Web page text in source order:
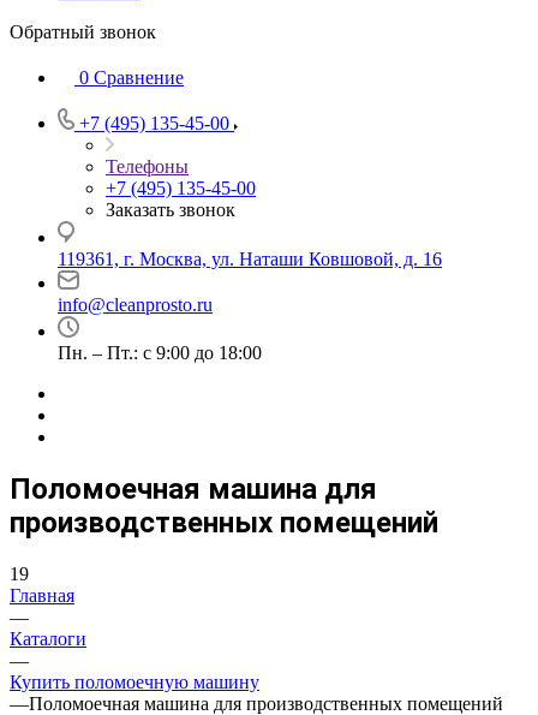
Обратный звонок
0 Сравнение
+7 (495) 135-45-00
Телефоны
+7 (495) 135-45-00
Заказать звонок
119361, г. Москва, ул. Наташи Ковшовой, д. 16
info@cleanprosto.ru
Пн. – Пт.: с 9:00 до 18:00
Поломоечная машина для
производственных помещений
19
Главная
—
Каталоги
—
Купить поломоечную машину
—Поломоечная машина для производственных помещений